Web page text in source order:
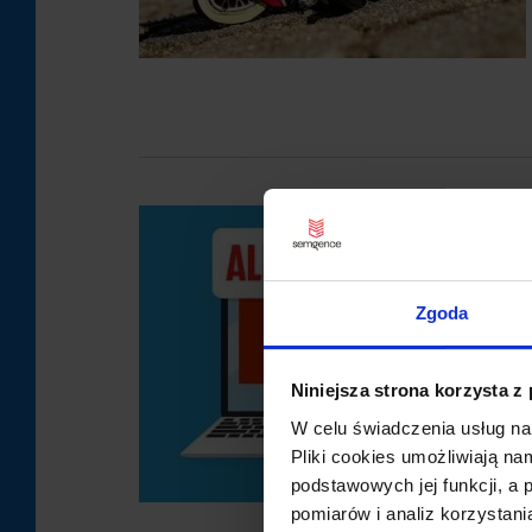
Zgoda
Niniejsza strona korzysta z
W celu świadczenia usług
Pliki cookies umożliwiają
podstawowych jej funkcji, a
pomiarów i analiz